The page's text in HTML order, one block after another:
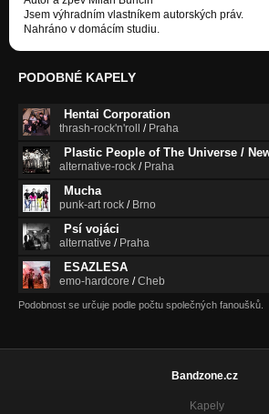
Jsem výhradním vlastníkem autorských práv.
Nahráno v domácím studiu.
PODOBNÉ KAPELY
Hentai Corporation
thrash-rock'n'roll / Praha
Plastic People of The Universe /
alternative-rock / Praha
Mucha
punk-art rock / Brno
Psí vojáci
alternative / Praha
ESAZLESA
emo-hardcore /Cheb
Podobnost se určuje podle počtu společných fanoušků.
Bandzone.cz
Kapely